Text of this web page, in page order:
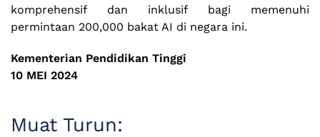
komprehensif dan inklusif bagi memenuhi
permintaan 200,000 bakat AI di negara ini.
Kementerian Pendidikan Tinggi
10 MEI 2024
Muat Turun: